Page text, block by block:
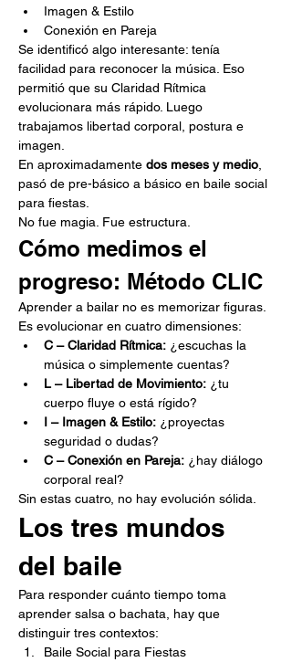
Imagen & Estilo
Conexión en Pareja
Se identificó algo interesante: tenía
facilidad para reconocer la música. Eso
permitió que su Claridad Rítmica
evolucionara más rápido. Luego
trabajamos libertad corporal, postura e
imagen.
En aproximadamente dos meses y medio
pasó de pre-básico a básico en baile social
para fiestas.
No fue magia. Fue estructura.
Cómo medimos el
progreso: Método CLIC
Aprender a bailar no es memorizar figuras.
Es evolucionar en cuatro dimensiones:
C – Claridad Rítmica: ¿escuchas la
música o simplemente cuentas?
L – Libertad de Movimiento: ¿tu
cuerpo fluye o está rígido?
I – Imagen & Estilo: ¿proyectas
seguridad o dudas?
C – Conexión en Pareja: ¿hay diálogo
corporal real?
Sin estas cuatro, no hay evolución sólida.
Los tres mundos
del baile
Para responder cuánto tiempo toma
aprender salsa o bachata, hay que
distinguir tres contextos:
Baile Social para Fiestas